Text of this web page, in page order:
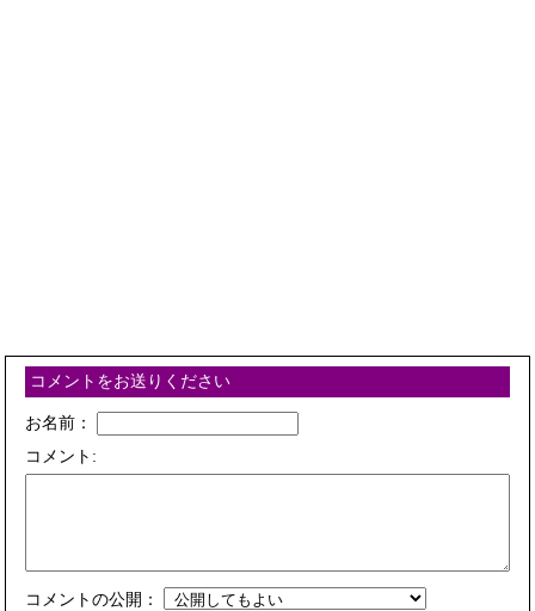
コメントをお送りください
お名前：
コメント:
コメントの公開：